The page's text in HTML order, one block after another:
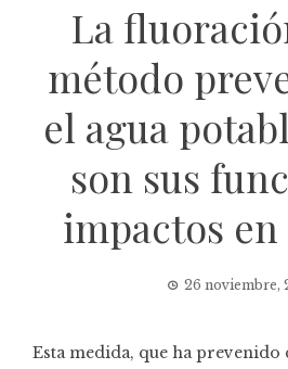
La
método
el agua
son sus
impactos en
26 noviembre,
Esta medida, que ha prevenido